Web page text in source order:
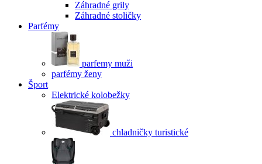
Záhradné grily
Záhradné stoličky
Parfémy
parfemy muži
parfémy ženy
Šport
Elektrické kolobežky
chladničky turistické